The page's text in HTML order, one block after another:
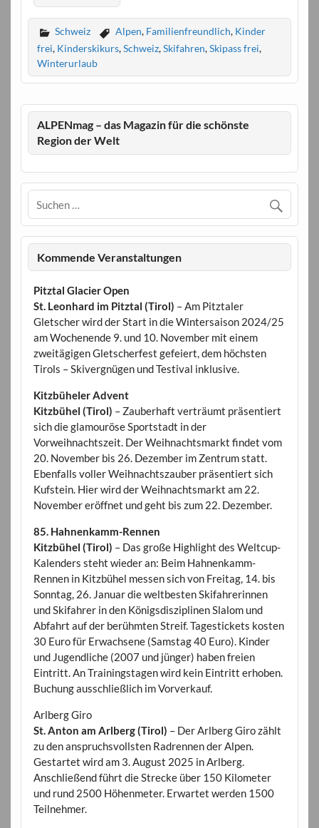
Schweiz Alpen, Familienfreundlich, Kinder
frei, Kinderskikurs,Schweiz,Skifahren,Skipass frei,
Winterurlaub
ALPENmag – das Magazin für die schönste
Region der Welt
Kommende Veranstaltungen
Pitztal Glacier Open
St. Leonhard im Pitztal (Tirol) – Am Pitztaler
Gletscher wird der Start in die Wintersaison 2024/25
am Wochenende 9. und 10. November mit einem
zweitägigen Gletscherfest gefeiert, dem höchsten
Tirols – Skivergnügen und Testival inklusive.
Kitzbüheler Advent
Kitzbühel (Tirol) – Zauberhaft verträumt präsentiert
sich die glamouröse Sportstadt in der
Vorweihnachtszeit. Der Weihnachtsmarkt findet vom
20. November bis 26. Dezember im Zentrum statt.
Ebenfalls voller Weihnachtszauber präsentiert sich
Kufstein. Hier wird der Weihnachtsmarkt am 22.
November eröffnet und geht bis zum 22. Dezember.
85. Hahnenkamm-Rennen
Kitzbühel (Tirol) – Das große Highlight des Weltcup-
Kalenders steht wieder an: Beim Hahnenkamm-
Rennen in Kitzbühel messen sich von Freitag, 14. bis
Sonntag, 26. Januar die weltbesten Skifahrerinnen
und Skifahrer in den Königsdisziplinen Slalom und
Abfahrt auf der berühmten Streif. Tagestickets kosten
30 Euro für Erwachsene (Samstag 40 Euro). Kinder
und Jugendliche (2007 und jünger) haben freien
Eintritt. An Trainingstagen wird kein Eintritt erhoben.
Buchung ausschließlich im Vorverkauf.
Arlberg Giro
St. Anton am Arlberg (Tirol) – Der Arlberg Giro zählt
zu den anspruchsvollsten Radrennen der Alpen.
Gestartet wird am 3. August 2025 in Arlberg.
Anschließend führt die Strecke über 150 Kilometer
und rund 2500 Höhenmeter. Erwartet werden 1500
Teilnehmer.